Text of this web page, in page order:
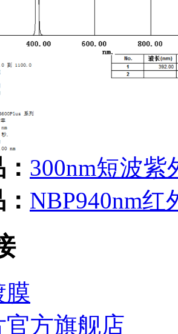
300nm短波
NBP940nm
膜
官方旗舰店